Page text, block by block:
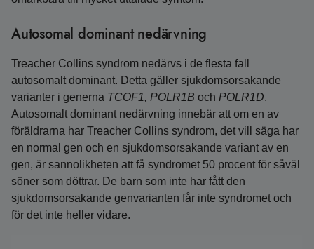
Autosomal dominant nedärvning
Treacher Collins syndrom nedärvs i de flesta fall
autosomalt dominant. Detta gäller sjukdomsorsakande
varianter i generna TCOF1, POLR1B och POLR1D.
Autosomalt dominant nedärvning innebär att om en av
föräldrarna har Treacher Collins syndrom, det vill säga har
en normal gen och en sjukdomsorsakande variant av en
gen, är sannolikheten att få syndromet 50 procent för såväl
söner som döttrar. De barn som inte har fått den
sjukdomsorsakande genvarianten får inte syndromet och
för det inte heller vidare.